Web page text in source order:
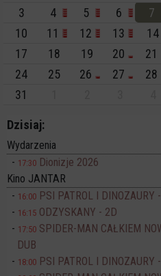
3
4 5 6 7
10
11 12 13 14
17
18 19 20 21
24
25 26 27 28
31
Dzisiaj:
Wydarzenia
17:30 Dionizje 2026
Kino JANTAR
16:00 PSI PATROL I DINOZAURY
16:15 ODZYSKANY - 2D
17:50 SPIDER-MAN CAŁKIEM
DUB
18:00 PSI PATROL I DINOZAURY